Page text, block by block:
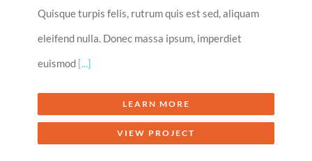
Quisque turpis felis, rutrum quis est sed, aliquam
eleifend nulla. Donec massa ipsum, imperdiet
euismod [...]
LEARN MORE
VIEW PROJECT